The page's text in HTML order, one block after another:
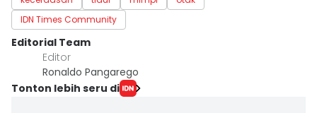
IDN Times Community
Editorial Team
Editor
Ronaldo Pangarego
Tonton lebih seru di